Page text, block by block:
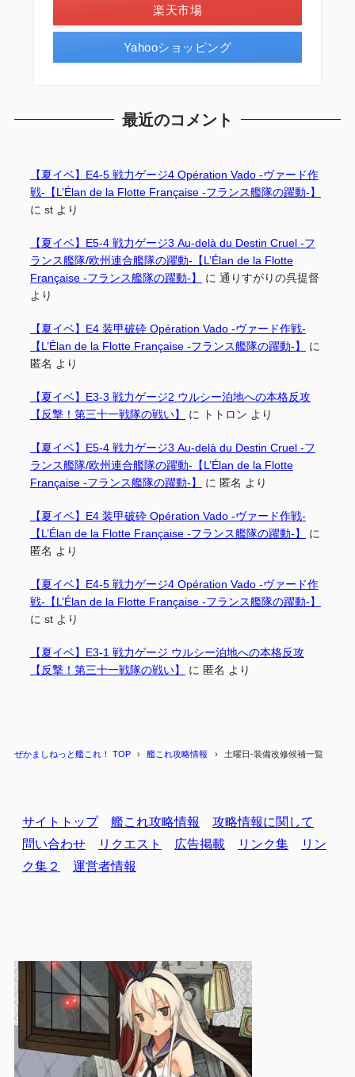
楽天市場
Yahooショッピング
最近のコメント
【夏イベ】E4-5 戦力ゲージ4 Opération Vado -ヴァード作
戦-【L’Élan de la Flotte Française -フランス艦隊の躍動-】
に stより
【夏イベ】E5-4 戦力ゲージ3 Au-delà du Destin Cruel -フ
ランス艦隊/欧州連合艦隊の躍動-【L’Élan de la Flotte
Française -フランス艦隊の躍動-】
に 通りすがりの呉提督
より
【夏イベ】E4 装甲破砕 Opération Vado -ヴァード作戦-
【L’Élan de la Flotte Française -フランス艦隊の躍動-】
に
匿名 より
【夏イベ】E3-3 戦力ゲージ2 ウルシー泊地への本格反攻
【反撃！第三十一戦隊の戦い】
に トトロン より
【夏イベ】E5-4 戦力ゲージ3 Au-delà du Destin Cruel -フ
ランス艦隊/欧州連合艦隊の躍動-【L’Élan de la Flotte
Française -フランス艦隊の躍動-】
に 匿名 より
【夏イベ】E4 装甲破砕 Opération Vado -ヴァード作戦-
【L’Élan de la Flotte Française -フランス艦隊の躍動-】
に
匿名 より
【夏イベ】E4-5 戦力ゲージ4 Opération Vado -ヴァード作
戦-【L’Élan de la Flotte Française -フランス艦隊の躍動-】
に stより
【夏イベ】E3-1 戦力ゲージ ウルシー泊地への本格反攻
【反撃！第三十一戦隊の戦い】
に 匿名 より
ぜかましねっと艦これ！ TOP 艦これ攻略情報 土曜日-装備改修候補一覧
サイトトップ 艦これ攻略情報
攻略情報に関して
問い合わせ
リクエスト 広告掲載 リンク集
リン
ク集２
運営者情報